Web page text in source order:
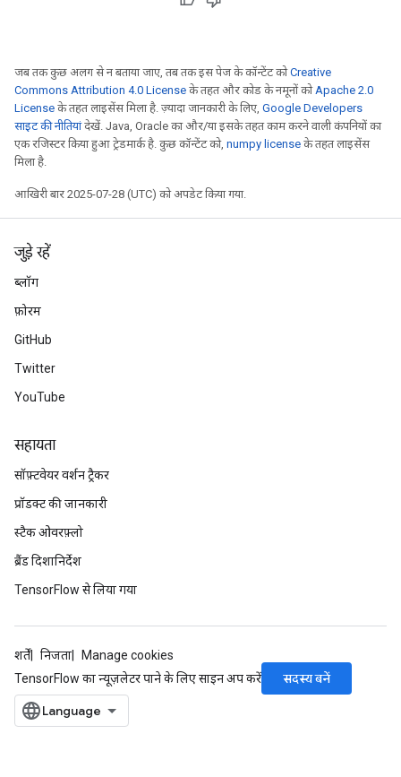
जब तक कुछ अलग से न बताया जाए, तब तक इस पेज के कॉन्टेंट कोCreative
Commons Attribution 4.0 License के तहत और कोड के नमूनों कोApache 2.0
License के तहत लाइसेंस मिला है. ज़्यादा जानकारी के लिए, Google Developers
साइट की नीतियांदेखें. Java, Oracle का और/या इसके तहत काम करने वाली कंपनियों का
एक रजिस्टर किया हुआ ट्रेडमार्क है. कुछ कॉन्टेंट को, numpy license के तहत लाइसेंस
मिला है.
आखिरी बार 2025-07-28 (UTC) को अपडेट किया गया.
जुड़े रहें
ब्लॉग
फ़ोरम
GitHub
Twitter
YouTube
सहायता
सॉफ़्टवेयर वर्शन ट्रैकर
प्रॉडक्ट की जानकारी
स्टैक ओवरफ़्लो
ब्रैंड दिशानिर्देश
TensorFlow से लिया गया
शर्तें निजता
Manage cookies
TensorFlow का न्यूज़लेटर पाने के लिए साइन अप करें
सदस्य बनें